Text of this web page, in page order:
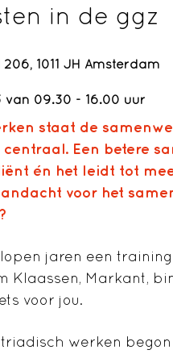
in de ggz
1011 JH Amsterdam
van 09.30 - 16.00 uur
staat de
Een betere
én het leidt tot
voor het
jaren een
Klaassen, Markant,
voor jou.
werken